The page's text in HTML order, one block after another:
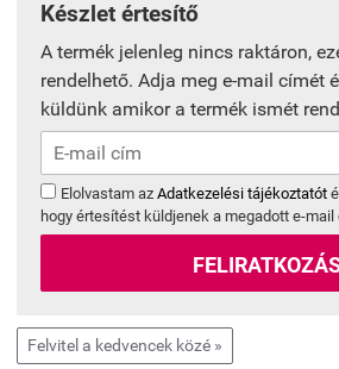
Készlet értesítő
A termék jelenleg nincs raktáron,
rendelhető. Adja meg e-mail címét
küldünk amikor a termék ismét
Elolvastam az Adatkezelési tájékoztatót
hogy értesítést küldjenek a megadott e-mail
Felvitel a kedvencek közé »